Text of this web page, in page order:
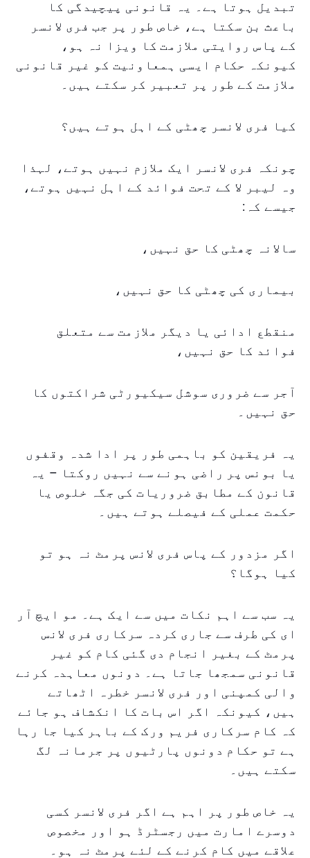
تبدیل ہوتا ہے۔ یہ قانونی پیچیدگی کا
باعث بن سکتا ہے، خاص طور پر جب فری لانسر
کے پاس روایتی ملازمت کا ویزا نہ ہو،
کیونکہ حکام ایسی ہمعاونیت کو غیر قانونی
ملازمت کے طور پر تعبیر کر سکتے ہیں۔
کیا فری لانسر چھٹی کے اہل ہوتے ہیں؟
چونکہ فری لانسر ایک ملازم نہیں ہوتے، لہذا
وہ لیبر لا کے تحت فوائد کے اہل نہیں ہوتے،
جیسے کہ:
سالانہ چھٹی کا حق نہیں،
بیماری کی چھٹی کا حق نہیں،
منقطع ادائی یا دیگر ملازمت سے متعلق
فوائد کا حق نہیں،
آجر سے ضروری سوشل سیکیورٹی شراکتوں کا
حق نہیں۔
یہ فریقین کو باہمی طور پر ادا شدہ وقفوں
یا بونس پر راضی ہونے سے نہیں روکتا – یہ
قانون کے مطابق ضروریات کی جگہ خلوص یا
حکمت عملی کے فیصلے ہوتے ہیں۔
اگر مزدور کے پاس فری لانس پرمٹ نہ ہو تو
کیا ہوگا؟
یہ سب سے اہم نکات میں سے ایک ہے۔ مو ایچ آر
ای کی طرف سے جاری کردہ سرکاری فری لانس
پرمٹ کے بغیر انجام دی گئی کام کو غیر
قانونی سمجھا جاتا ہے۔ دونوں معاہدہ کرنے
والی کمپنی اور فری لانسر خطرہ اٹھاتے
ہیں، کیونکہ اگر اس بات کا انکشاف ہو جائے
کہ کام سرکاری فریم ورک کے باہر کیا جا رہا
ہے تو حکام دونوں پارٹیوں پر جرمانہ لگ
سکتے ہیں۔
یہ خاص طور پر اہم ہے اگر فری لانسر کسی
دوسرے امارت میں رجسٹرڈ ہو اور مخصوص
علاقے میں کام کرنے کے لئے پرمٹ نہ ہو۔